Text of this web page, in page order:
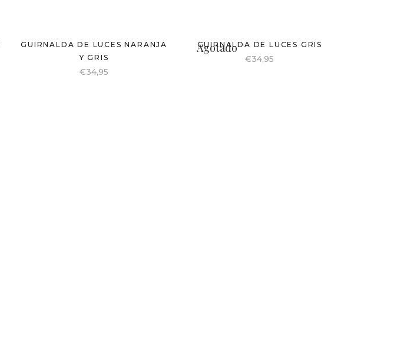
GUIRNALDA DE LUCES NARANJA
Y GRIS
€34,95
Agotado
GUIRNALDA DE LUCES GRIS
€34,95